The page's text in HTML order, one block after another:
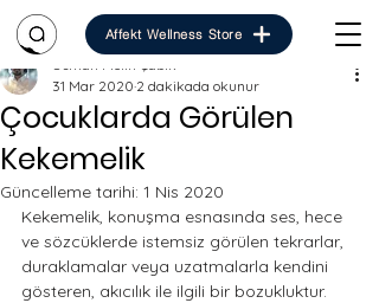
Affekt Wellness Store
Çocuklarda Görülen
Kekemelik
Osman Melih Çabık
31 Mar 2020 2 dakikada okunur
Güncelleme tarihi: 1 Nis 2020
Kekemelik, konuşma esnasında ses, hece
ve sözcüklerde istemsiz görülen tekrarlar,
duraklamalar veya uzatmalarla kendini
gösteren, akıcılık ile ilgili bir bozukluktur.